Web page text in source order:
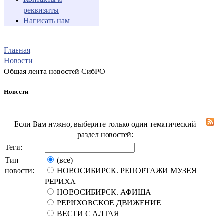
реквизиты
Написать нам
Главная
Новости
Общая лента новостей СибРО
Новости
Если Вам нужно, выберите только один тематический
раздел новостей:
Теги:
Тип
новости:
(все)
НОВОСИБИРСК. РЕПОРТАЖИ МУЗЕЯ
РЕРИХА
НОВОСИБИРСК. АФИША
РЕРИХОВСКОЕ ДВИЖЕНИЕ
ВЕСТИ С АЛТАЯ